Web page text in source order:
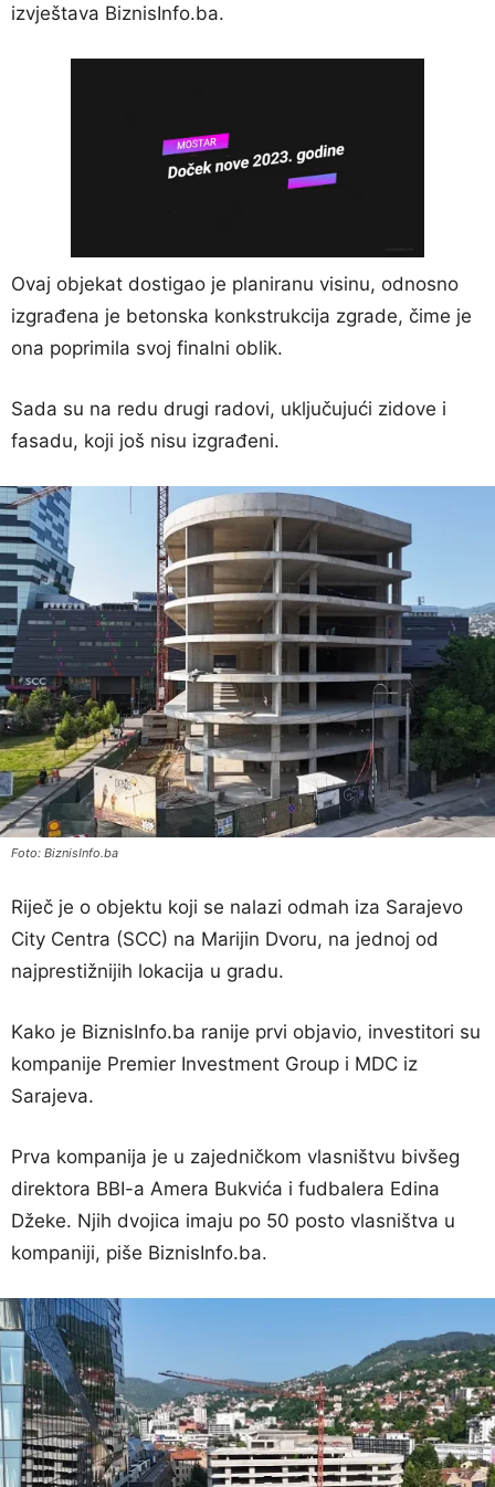
izvještava BiznisInfo.ba.
Ovaj objekat dostigao je planiranu visinu, odnosno
izgrađena je betonska konkstrukcija zgrade, čime je
ona poprimila svoj finalni oblik.
Sada su na redu drugi radovi, uključujući zidove i
fasadu, koji još nisu izgrađeni.
Foto: BiznisInfo.ba
Riječ je o objektu koji se nalazi odmah iza Sarajevo
City Centra (SCC) na Marijin Dvoru, na jednoj od
najprestižnijih lokacija u gradu.
Kako je BiznisInfo.ba ranije prvi objavio, investitori su
kompanije Premier Investment Group i MDC iz
Sarajeva.
Prva kompanija je u zajedničkom vlasništvu bivšeg
direktora BBI-a Amera Bukvića i fudbalera Edina
Džeke. Njih dvojica imaju po 50 posto vlasništva u
kompaniji, piše BiznisInfo.ba.